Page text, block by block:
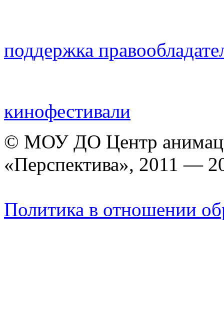
поддержка
кинофестивали
© МОУ ДО Центр
«Перспектива», 2011 —
Политика в отношении